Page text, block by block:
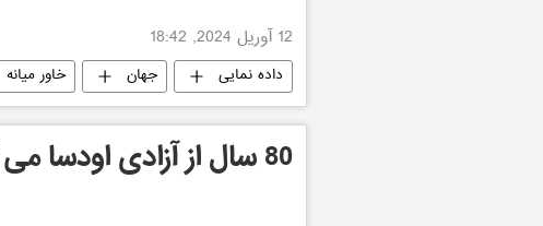
12 آوریل 2024, 18:42
داده نمایی جهان خاور میانه
80 سال از آزادی اودسا می گذرد + داده نمایی